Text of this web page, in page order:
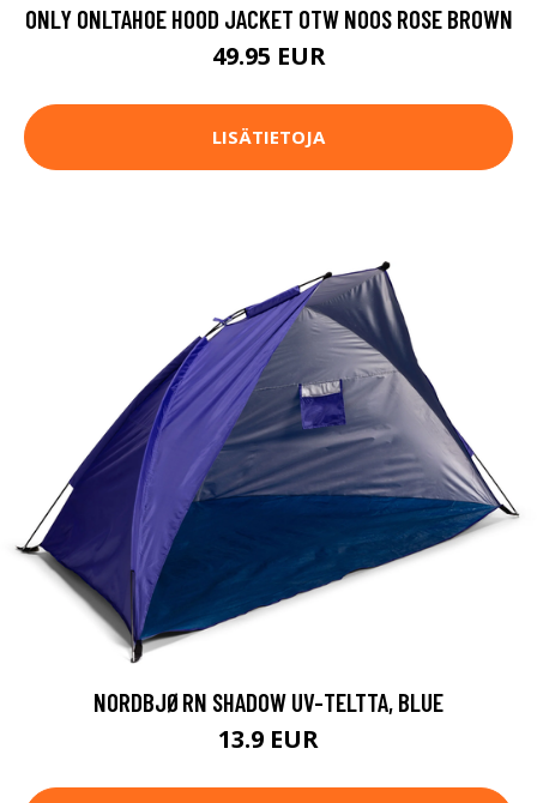
ONLY ONLTAHOE HOOD JACKET OTW NOOS ROSE BROWN
49.95 EUR
LISÄTIETOJA
NORDBJØRN SHADOW UV-TELTTA, BLUE
13.9 EUR